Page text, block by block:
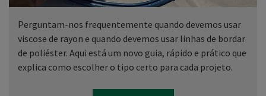
Perguntam-nos frequentemente quando devemos usar
viscose de rayon e quando devemos usar linhas de bordar
de poliéster. Aqui está um novo guia, rápido e prático que
explica como escolher o tipo certo para cada projeto.